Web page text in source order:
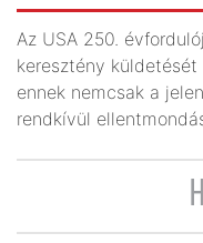
Az USA 250.
keresztény
ennek nemcsak a
rendkívül